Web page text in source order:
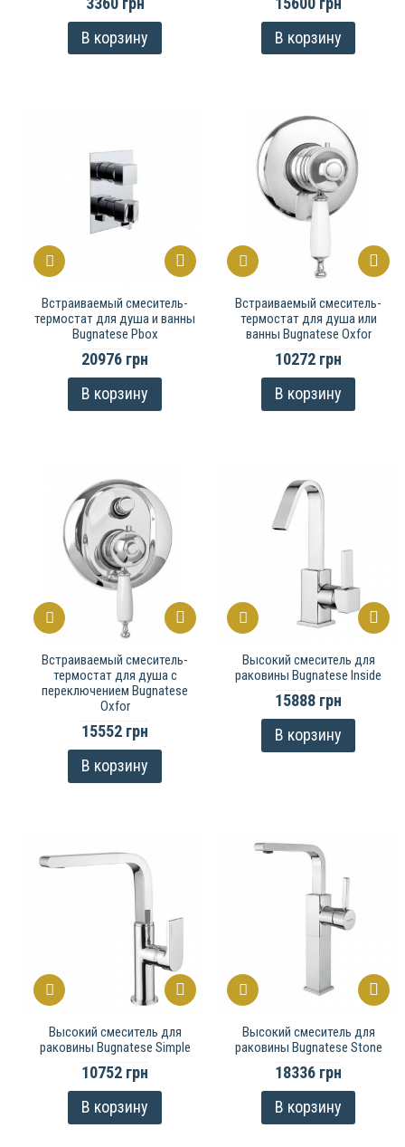
В корзину
В корзину
Встраиваемый смеситель-
термостат для душа и ванны
Bugnatese Pbox
20976 грн
В корзину
Встраиваемый смеситель-
термостат для душа или
ванны Bugnatese Oxfor
10272 грн
В корзину
Встраиваемый смеситель-
термостат для душа с
переключением Bugnatese
Oxfor
15552 грн
В корзину
Высокий смеситель для
раковины Bugnatese Inside
15888 грн
В корзину
Высокий смеситель для
раковины Bugnatese Simple
10752 грн
В корзину
Высокий смеситель для
раковины Bugnatese Stone
18336 грн
В корзину